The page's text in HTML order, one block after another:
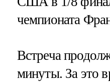
чемпионата
Встреча
минуты. За это